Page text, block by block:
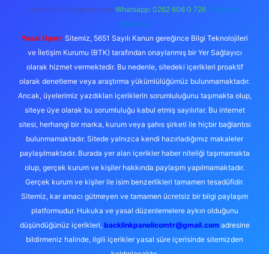
forumhizmeti@gmail.com Whatsapp: 0262 606 0 726 Telegram:
@karabul
Yasal Uyarı: Sitemiz, 5651 Sayılı Kanun gereğince Bilgi Teknolojileri
ve İletişim Kurumu (BTK) tarafından onaylanmış bir Yer Sağlayıcı
olarak hizmet vermektedir. Bu nedenle, sitedeki içerikleri proaktif
olarak denetleme veya araştırma yükümlülüğümüz bulunmamaktadır.
Ancak, üyelerimiz yazdıkları içeriklerin sorumluluğunu taşımakta olup,
siteye üye olarak bu sorumluluğu kabul etmiş sayılırlar. Bu internet
sitesi, herhangi bir marka, kurum veya şahıs şirketi ile hiçbir bağlantısı
bulunmamaktadır. Sitede yalnızca kendi hazırladığımız makaleler
paylaşılmaktadır. Burada yer alan içerikler haber niteliği taşımamakta
olup, gerçek kurum ve kişiler hakkında paylaşım yapılmamaktadır.
Gerçek kurum ve kişiler ile isim benzerlikleri tamamen tesadüfidir.
Sitemiz, kar amacı gütmeyen ve tamamen ücretsiz bir bilgi paylaşım
platformudur. Hukuka ve yasal düzenlemelere aykırı olduğunu
düşündüğünüz içerikleri, backlinkpanelicomtr@gmail.comadresine
bildirmeniz halinde, ilgili içerikler yasal süre içerisinde sitemizden